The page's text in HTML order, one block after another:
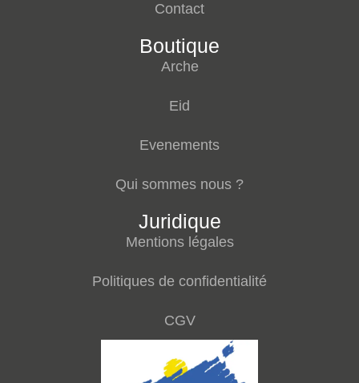
Contact
Boutique
Arche
Eid
Evenements
Qui sommes nous ?
Juridique
Mentions légales
Politiques de confidentialité
CGV